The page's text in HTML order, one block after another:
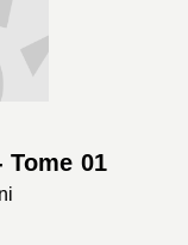
Tome 01